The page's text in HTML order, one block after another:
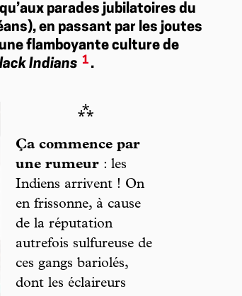
parades jubilatoires du
en passant par les joutes
flamboyante culture de
Indians 1 .
⁂
Ça commence par
une rumeur : les
Indiens arrivent ! On
en frissonne, à cause
de la réputation
autrefois sulfureuse de
ces gangs bariolés,
dont les éclaireurs